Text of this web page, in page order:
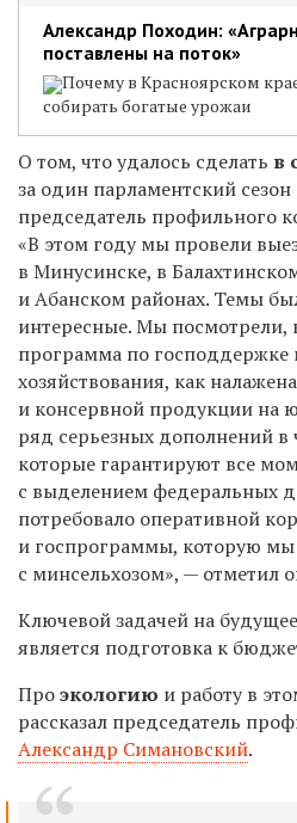
Александр Походин:
поставлены на поток»
Почему в Красноярском
собирать богатые урожаи
О том, что удалось сделать в
за один парламентский сезон
председатель профильного
«В этом году мы провели
в Минусинске, в
и Абанском районах. Темы
интересные. Мы посмотрели,
программа по
хозяйствования, как
и консервной продукции на
ряд серьезных дополнений в
которые гарантируют все
с выделением федеральных
потребовало оперативной
и госпрограммы, которую мы
с минсельхозом», — отметил
Ключевой задачей на
является подготовка к
Проэкологию и работу в
рассказал председатель
Александр Симановский.